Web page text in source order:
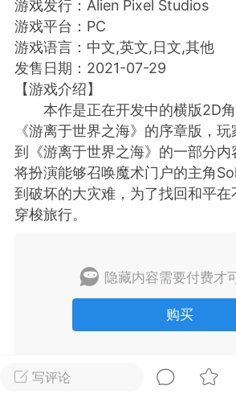
排行 在线
实时动态 直播
该内容只允许登录的用户查看
写评论
游戏发行：Alien Pixel Studios
游戏平台：PC
游戏语言：中文,英文,日文,其他
发售日期：2021-07-29
【游戏介绍】
本作是正在开发中的横版2D角
《游离于世界之海》的序章版，
到《游离于世界之海》的一部分内
将扮演能够召唤魔术门户的主角
到破坏的大灾难，为了找回和平在
穿梭旅行。
隐藏内容需要付费才
购买